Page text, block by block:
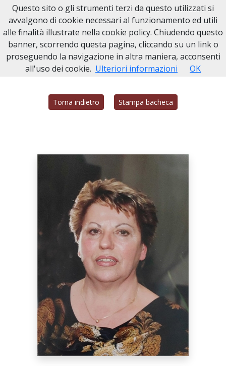
Necrologi Civitavecchia
Home Italia RM Civitavecchia RITA GALEANI
Torna indietro Stampa bacheca
Questo sito o gli strumenti terzi da questo utilizzati si
avvalgono di cookie necessari al funzionamento ed utili
alle finalità illustrate nella cookie policy. Chiudendo questo
banner, scorrendo questa pagina, cliccando su un link o
proseguendo la navigazione in altra maniera, acconsenti
all'uso dei cookie. Ulteriori informazioni OK